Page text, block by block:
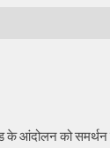
के आंदोलन को समर्थन